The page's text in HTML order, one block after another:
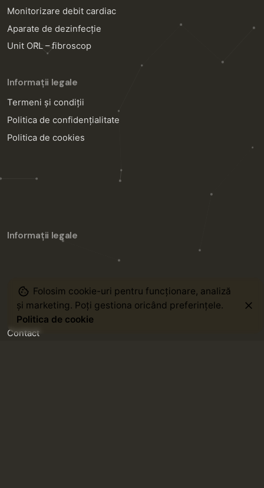
Monitorizare debit cardiac
Aparate de dezinfecție
Unit ORL – fibroscop
Informații legale
Termeni și condiții
Politica de confidențialitate
Politica de cookies
Informații legale
Contact
Folosim cookie-uri pentru funcționare, analiză
și marketing. Poți gestiona oricând preferințele.
Politica de cookie